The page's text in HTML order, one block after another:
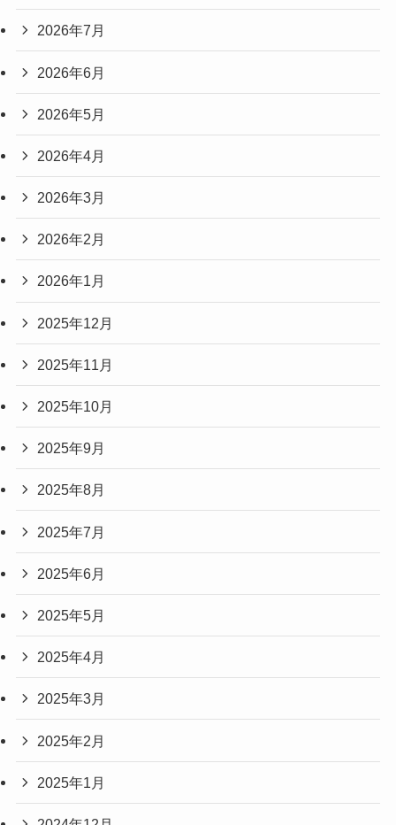
2026年7月
2026年6月
2026年5月
2026年4月
2026年3月
2026年2月
2026年1月
2025年12月
2025年11月
2025年10月
2025年9月
2025年8月
2025年7月
2025年6月
2025年5月
2025年4月
2025年3月
2025年2月
2025年1月